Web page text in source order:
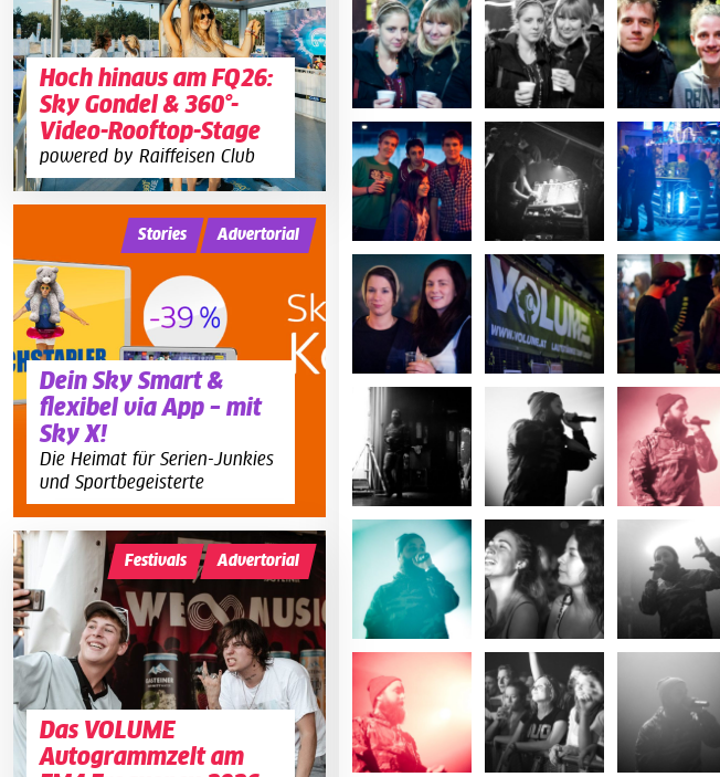
Hoch hinaus am FQ26:
Sky Gondel & 360°-
Video-Rooftop-Stage
powered by Raiffeisen Club
Dein Sky Smart &
flexibel via App – mit
Sky X!
Die Heimat für Serien-Junkies
und Sportbegeisterte
Stories Advertorial
Das VOLUME
Autogrammzelt am
Festivals Advertorial